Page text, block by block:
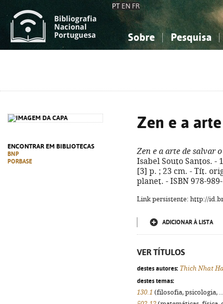
PT EN FR
Sobre Pesquisa
ENCONTRAR EM BIBLIOTECAS
BNP
PORBASE
Zen e a
Zen e a arte de salvar
Isabel Souto Santos. -
[3] p. ; 23 cm. - Tít.
planet. - ISBN 978-
Link persistente: http://
ADICIONAR À LISTA
VER TÍTULOS
destes autores: Thich Nhat
destes temas:
130.1 (filosofia, psicologia,